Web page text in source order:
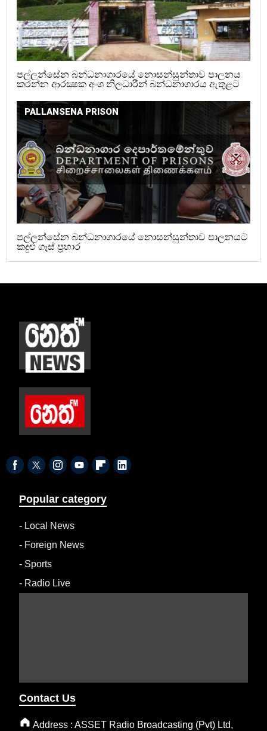
පල්ලන්සේන බන්ධනාගාරයේ නොසන්සුන්තාව පාලනය
කරන්න ආරක්‍ෂක අංශ නිලධාරීන් බන්ධනාගාරය ඇතුළට
PALLANSENA PRISON
පල්ලන්සේන බන්ධනාගාරයේ නොසන්සුන්තාව පාලනයට
කදුළු ගෑස් ප්‍රහාර
Popular category
- Local News
- Foreign News
- Sports
- Radio Live
Contact Us
Address : ASSET Radio Broadcasting (Pvt) Ltd,